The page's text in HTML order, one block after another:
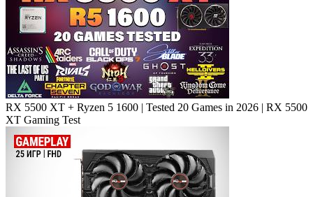
RX 5500 XT + Ryzen 5 1600 | Tested 20 Games in 2026 | RX 5500
XT Gaming Test